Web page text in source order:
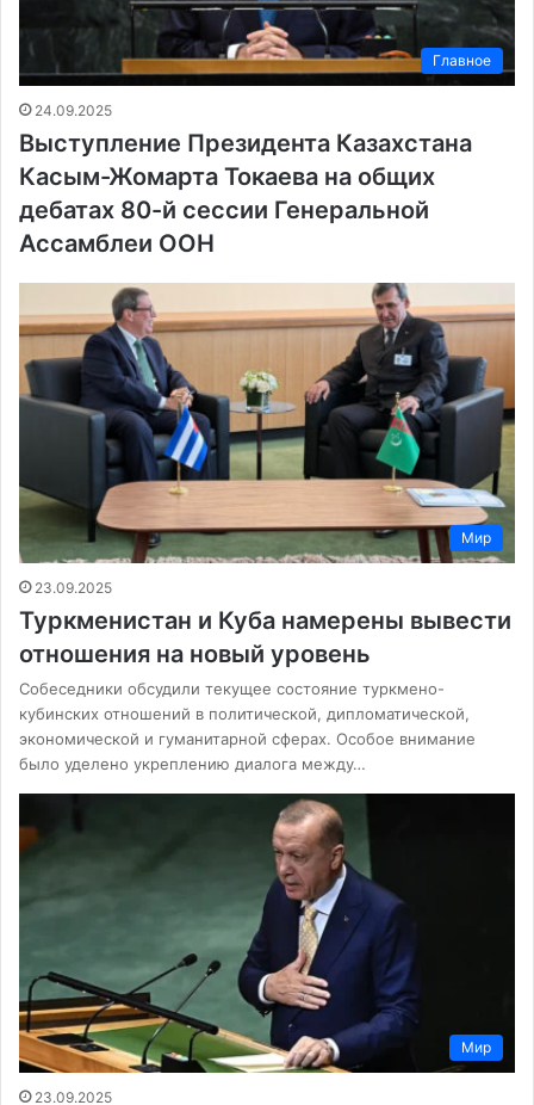
Главное
24.09.2025
Выступление Президента Казахстана
Касым-Жомарта Токаева на общих
дебатах 80-й сессии Генеральной
Ассамблеи ООН
Мир
23.09.2025
Туркменистан и Куба намерены вывести
отношения на новый уровень
Собеседники обсудили текущее состояние туркмено-
кубинских отношений в политической, дипломатической,
экономической и гуманитарной сферах. Особое внимание
было уделено укреплению диалога между…
Мир
23.09.2025